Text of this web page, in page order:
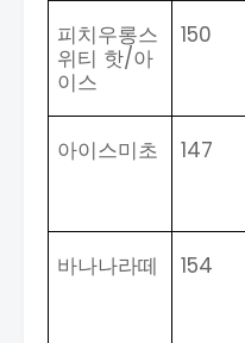
피치우롱스
위티 핫/아
이스
150
아이스미초 147
바나나라떼 154